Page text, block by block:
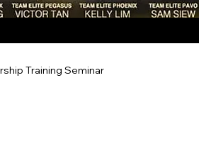
Training Seminar